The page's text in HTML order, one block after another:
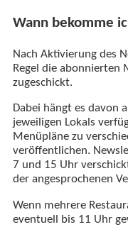
Wann bekomme
Nach Aktivierung des
Regel die abonnierten
zugeschickt.
Dabei hängt es davon
jeweiligen Lokals
Menüpläne zu
veröffentlichen.
7 und 15 Uhr
der angesprochenen
Wenn mehrere
eventuell bis 11 Uhr